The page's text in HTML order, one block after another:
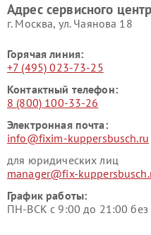
Ремонт сушильных машин
Адрес сервисного
г. Москва, ул. Чаянова 18
Горячая линия:
+7 (495) 023-73-25
Контактный телефон:
8 (800) 100-33-26
Электронная почта:
info@fixim-kuppersbusch.ru
для юридических лиц
manager@fix-
График работы:
ПН-ВСК с 9:00 до 21:00